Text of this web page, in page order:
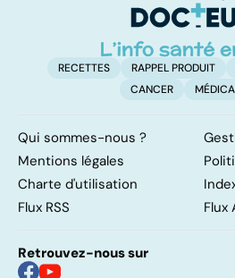
RECETTES RAPPEL PRODUIT
CANCER
Qui sommes-nous ?
Mentions légales
Charte d'utilisation
Flux RSS
Flux
Retrouvez-nous sur